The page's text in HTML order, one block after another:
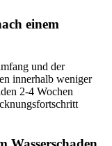
einem
und der
innerhalb weniger
2-4 Wochen